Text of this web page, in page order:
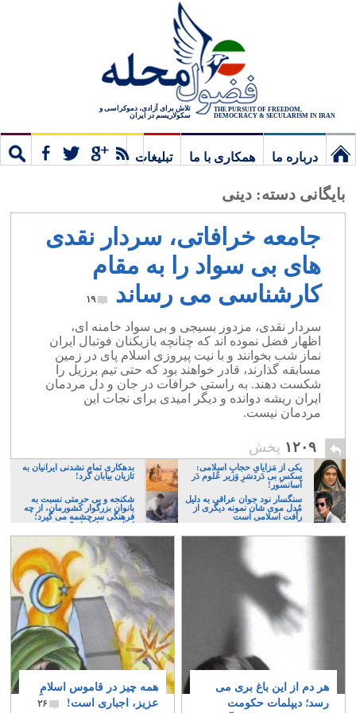
THE PURSUIT OF FREEDOM,
DEMOCRACY & SECULARISM IN IRAN
تلاش برای آزادی، دموکراسی و
سکولاریسم در ایران
درباره ما همکاری با ما
تبلیغات
بایگانی دسته: دینی
جامعه خرافاتی، سردار نقدی
های بی سواد را به مقام
کارشناسی می رساند
۱۹
سردار نقدی، مزدور بسیجی و بی سواد خامنه ای،
اظهار فضل نموده اند که چنانچه بازیکنان فوتبال ایران
نماز شب بخوانند و با نیت پیروزی اسلام پای در زمین
مسابقه گذارند، قادر خواهند بود که حتی تیم برزیل را
شکست دهند. به راستی خرافات در جان و دل مردمان
ایران ریشه دوانده و دیگر امیدی برای نجات این
مردمان نیست.
۱۲۰۹ پخش
یکی از مَزایایِ حجابِ اسلامی:
سکسِ بی دَردسَرِ وَزیر عُلوم دَر
آسانسور!
بدهکاری تمام نشدنی ایرانیان به
تازیان بیابان گرد!
سنگسار نود جوان عراقی به دلیل
مُدل موی شان نمونه دیگری از
رأفت اسلامی است
شکنجه و بی حرمتی نسبت به
بانوان بزرگوار کشورمان، از چه
فرهنگی سرچشمه می گیرد؛
ایرانی، و یا تازیان؟
هر دم از این باغ بری می
رسد؛ دیپلمات حکومت
همه چیز در قاموس اسلامِ
عزیز، اجباری است!
۲۶